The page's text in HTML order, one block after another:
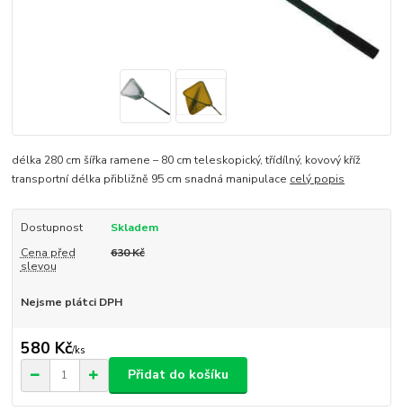
délka 280 cm šířka ramene – 80 cm teleskopický, třídílný, kovový kříž
transportní délka přibližně 95 cm snadná manipulace celý popis
Dostupnost
Skladem
Cena před
slevou
630 Kč
Nejsme plátci DPH
580 Kč/ks
Přidat do košíku